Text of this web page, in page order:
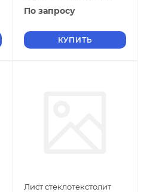
По запросу
КУПИТЬ
Лист стеклотекстолит